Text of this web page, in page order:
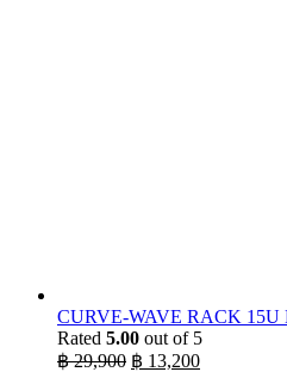
CURVE-WAVE RACK 15U
Rated 5.00 out of 5
฿29,900 Original
฿ 13,200Current